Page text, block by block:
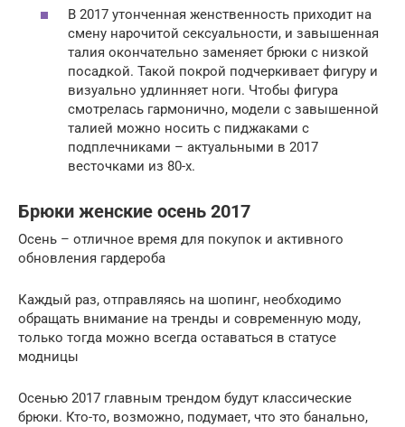
В 2017 утонченная женственность приходит на
смену нарочитой сексуальности, и завышенная
талия окончательно заменяет брюки с низкой
посадкой. Такой покрой подчеркивает фигуру и
визуально удлинняет ноги. Чтобы фигура
смотрелась гармонично, модели с завышенной
талией можно носить с пиджаками с
подплечниками – актуальными в 2017
весточками из 80-х.
Брюки женские осень 2017
Осень – отличное время для покупок и активного
обновления гардероба
Каждый раз, отправляясь на шопинг, необходимо
обращать внимание на тренды и современную моду,
только тогда можно всегда оставаться в статусе
модницы
Осенью 2017 главным трендом будут классические
брюки. Кто-то, возможно, подумает, что это банально,